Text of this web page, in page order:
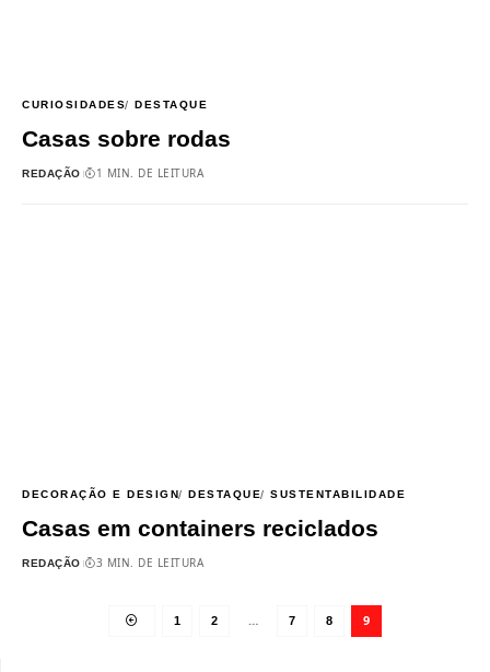
CURIOSIDADES DESTAQUE
Casas sobre rodas
REDAÇÃO 1 MIN. DE LEITURA
DECORAÇÃO E DESIGN DESTAQUE SUSTENTABILIDADE
Casas em containers reciclados
REDAÇÃO 3 MIN. DE LEITURA
1 2 … 7 8 9